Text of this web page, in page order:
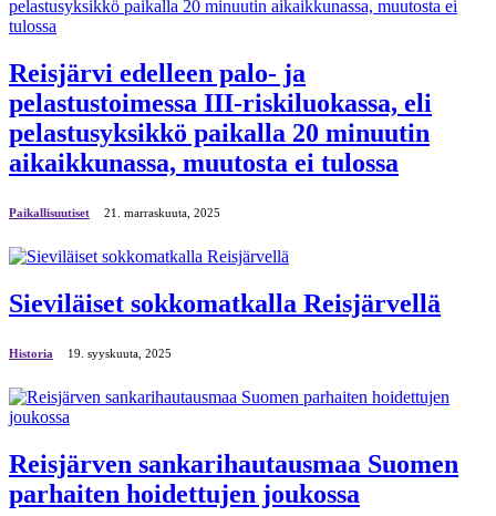
Reisjärvi edelleen palo- ja
pelastustoimessa III-riskiluokassa, eli
pelastusyksikkö paikalla 20 minuutin
aikaikkunassa, muutosta ei tulossa
Paikallisuutiset 21. marraskuuta, 2025
Sieviläiset sokkomatkalla Reisjärvellä
Historia 19. syyskuuta, 2025
Reisjärven sankarihautausmaa Suomen
parhaiten hoidettujen joukossa